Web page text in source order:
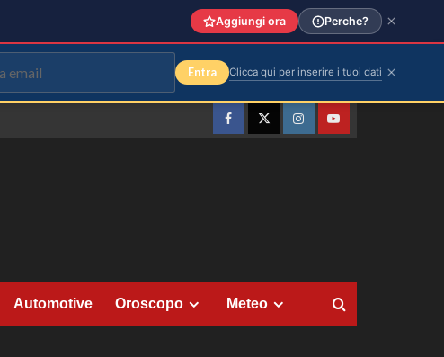
FacebookTwitterInstagramYouTube
Automotive Oroscopo Meteo
Aggiungi ora Perche?
Entra Clicca qui per inserire i tuoi dati